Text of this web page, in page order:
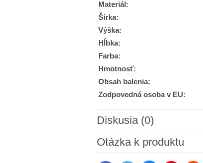
Materiál:
Šírka:
Výška:
Hĺbka:
Farba:
Hmotnosť:
Obsah balenia:
Zodpovedná osoba v EU:
Diskusia (0)
Nový komentár
Otázka k produktu